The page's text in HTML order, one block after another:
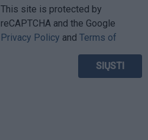
This site is protected by
reCAPTCHA and the Google
Privacy Policy and Terms of